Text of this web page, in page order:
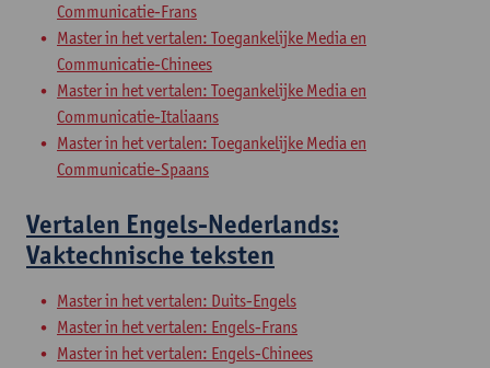
Communicatie-Frans
Master in het vertalen: Toegankelijke Media en
Communicatie-Chinees
Master in het vertalen: Toegankelijke Media en
Communicatie-Italiaans
Master in het vertalen: Toegankelijke Media en
Communicatie-Spaans
Vertalen Engels-Nederlands:
Vaktechnische teksten
Master in het vertalen: Duits-Engels
Master in het vertalen: Engels-Frans
Master in het vertalen: Engels-Chinees